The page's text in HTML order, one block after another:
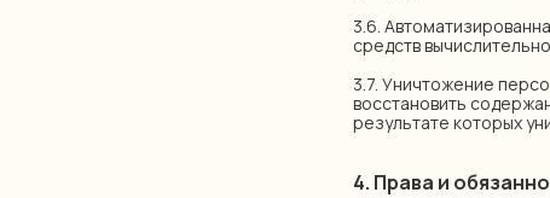
3.6.
средств
3.7. Уничтожение
восстановить
результате которых
4. Права и